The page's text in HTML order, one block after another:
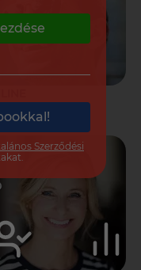
Szerződési